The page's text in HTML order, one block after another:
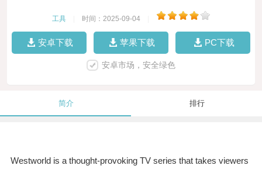
工具 时间：2025-09-04
安卓下载 苹果下载 PC下载
安卓市场，安全绿色
简介 排行
Westworld is a thought-provoking TV series that takes viewers